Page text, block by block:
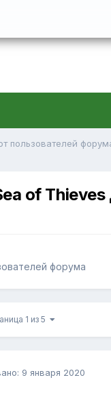
пользователей
of
форума
1 из 5
9 января 2020